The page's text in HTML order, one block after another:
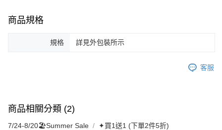
商品規格
規格 詳見外包裝所示
客服
商品相關分類 (2)
7/24-8/20🏖️Summer Sale ✦買1送1 (下單2件5折)